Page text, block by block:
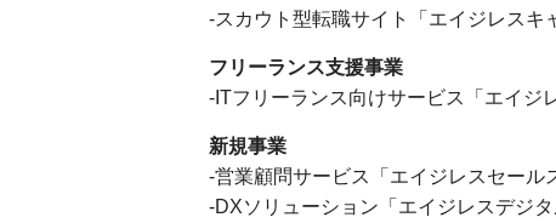
-スカウト型転職サイト「エイジレスキ
フリーランス支援事業
-ITフリーランス向けサービス「エイジ
新規事業
-営業顧問サービス「エイジレスセール
-DXソリューション「エイジレスデジタ